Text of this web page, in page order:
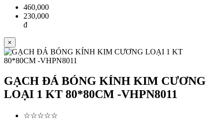
460,000
230,000
đ
×
GẠCH ĐÁ BÓNG KÍNH KIM CƯƠNG
LOẠI 1 KT 80*80CM -VHPN8011
☆☆☆☆☆